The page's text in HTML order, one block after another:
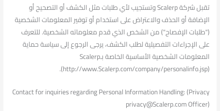
تقبل شركة Scalerp وتستجيب لأي طلبات مثل الكشف أو التصحيح أو
الإضافة أو الحذف والاعتراض على استخدام أو توفير المعلومات الشخصية
("طلبات الإفصاح") من الشخص الذي قدم معلوماته الشخصية. للتعرف
على الإجراءات التفصيلية لطلب الكشف، يرجى الرجوع إلى سياسة حماية
المعلومات الشخصية الأساسية الخاصة بـScalerp
(http://www.Scalerp.com/company/personalinfo.jsp).
Contact for inquiries regarding Personal Information Handling: (Privacy
Officer)
moc.prelacS
@ycavirp